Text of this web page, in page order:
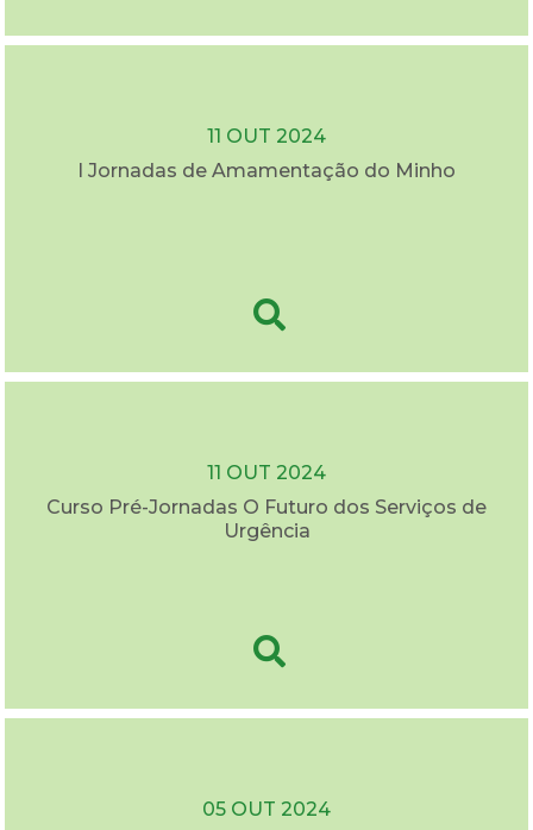
11 OUT 2024
I Jornadas de Amamentação do Minho
11 OUT 2024
Curso Pré-Jornadas O Futuro dos Serviços de
Urgência
05 OUT 2024